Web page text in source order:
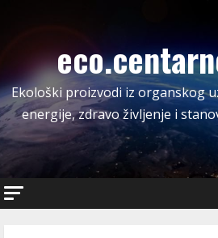
Ekološki proizvodi iz organskog
energije, zdravo življenje i